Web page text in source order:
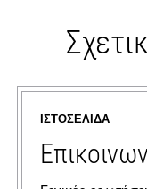
ΙΣΤΟΣΕΛΊΔΑ